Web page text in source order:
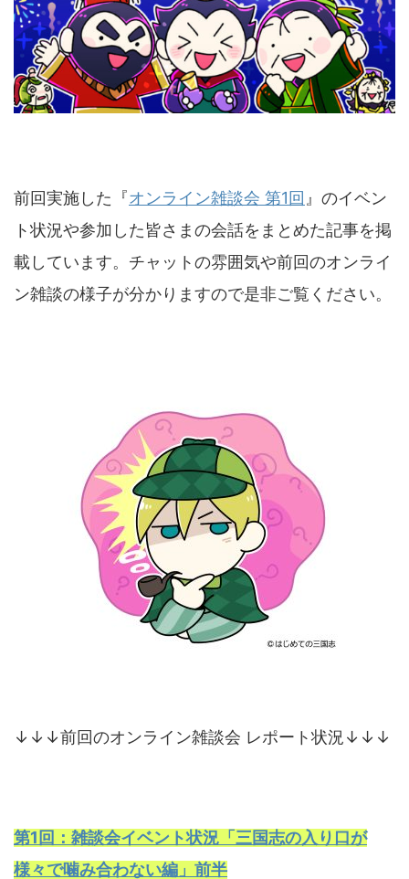
前回実施した『オンライン雑談会 第1回 』のイベン
ト状況や参加した皆さまの会話をまとめた記事を掲
載しています。チャットの雰囲気や前回のオンライ
ン雑談の様子が分かりますので是非ご覧ください。
↓↓↓前回のオンライン雑談会 レポート状況↓↓↓
第1回：雑談会イベント状況「三国志の入り口が
様々で噛み合わない編」前半